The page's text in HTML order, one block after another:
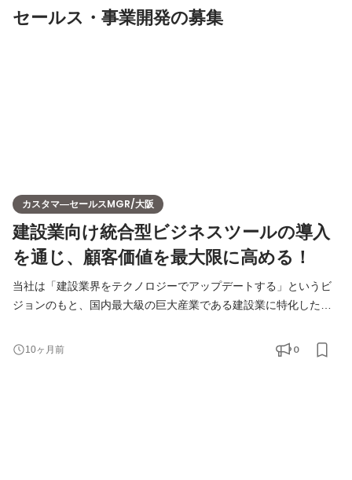
セールス・事業開発の募集
カスタマ―セールスMGR/大阪
建設業向け統合型ビジネスツールの導入
を通じ、顧客価値を最大限に高める！
当社は「建設業界をテクノロジーでアップデートする」というビ
ジョンのもと、国内最大級の巨大産業である建設業に特化した事
わらず、建設業の働き手が日々減少している現状に対し少しでも
力になれるようデータやテクノロジーを活用した経営支援をして
10ヶ月前 0